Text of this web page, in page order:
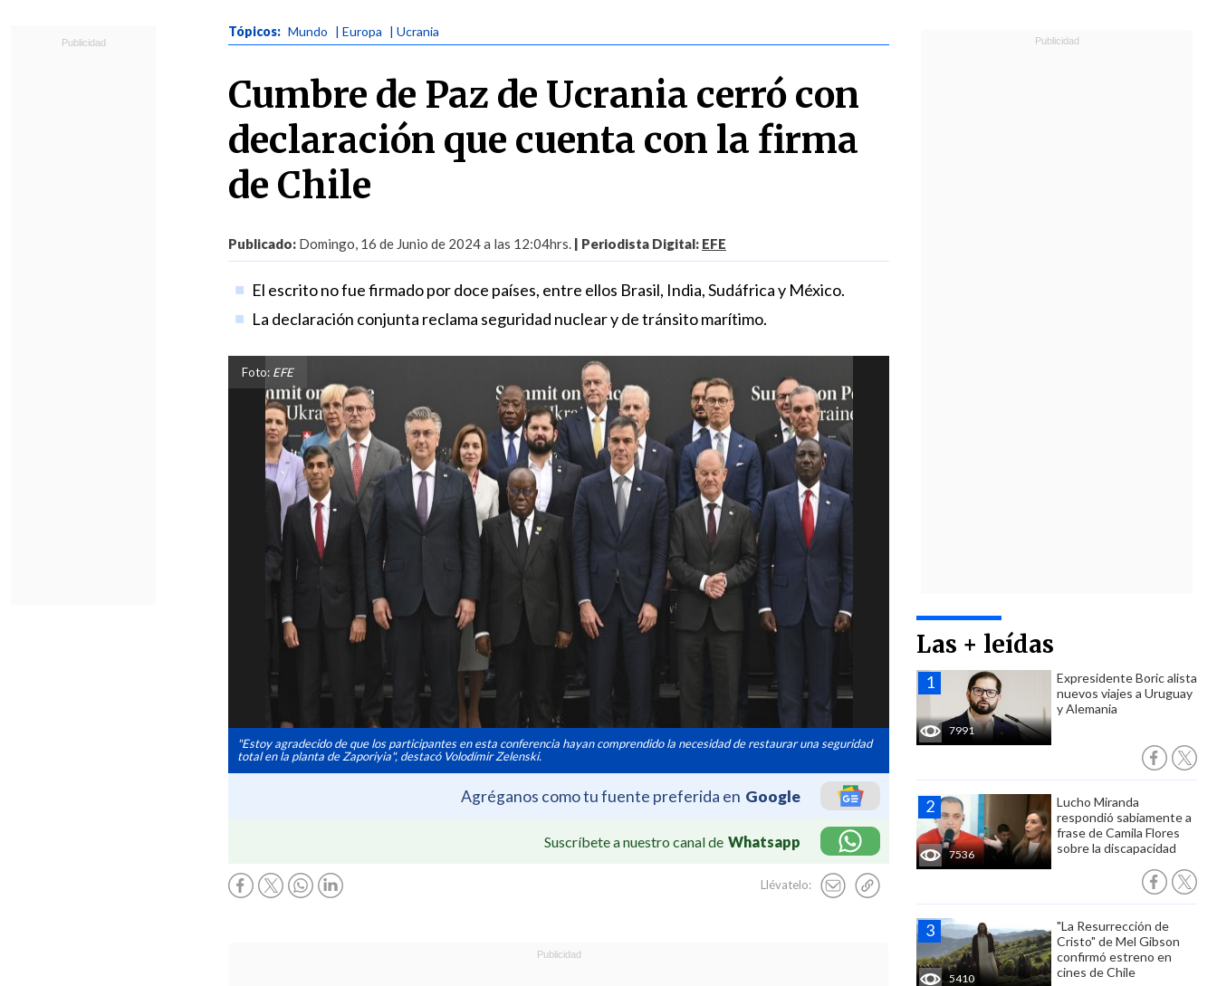
Tópicos: Mundo | Europa | Ucrania
Cumbre de Paz de Ucrania cerró con
declaración que cuenta con la firma
de Chile
Publicado: Domingo, 16 de Junio de 2024 a las 12:04hrs. | Periodista Digital: EFE
El escrito no fue firmado por doce países, entre ellos Brasil, India, Sudáfrica y México.
La declaración conjunta reclama seguridad nuclear y de tránsito marítimo.
Foto: EFE
"Estoy agradecido de que los participantes en esta conferencia hayan comprendido la necesidad de restaurar una seguridad
total en la planta de Zaporiyia", destacó Volodímir Zelenski.
Agréganos como tu fuente preferida en Google
Suscríbete a nuestro canal de Whatsapp
Llévatelo:
Las + leídas
7991
Expresidente Boric alista
nuevos viajes a Uruguay
y Alemania
7536
Lucho Miranda
respondió sabiamente a
frase de Camila Flores
sobre la discapacidad
5410
"La Resurrección de
Cristo" de Mel Gibson
confirmó estreno en
cines de Chile